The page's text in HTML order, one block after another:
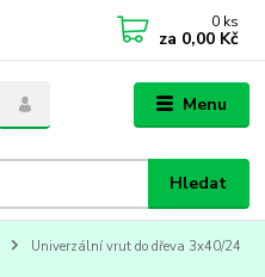
Menu
Hledat
0 ks
za 0,00 Kč
Univerzální vrut do dřeva 3x40/24